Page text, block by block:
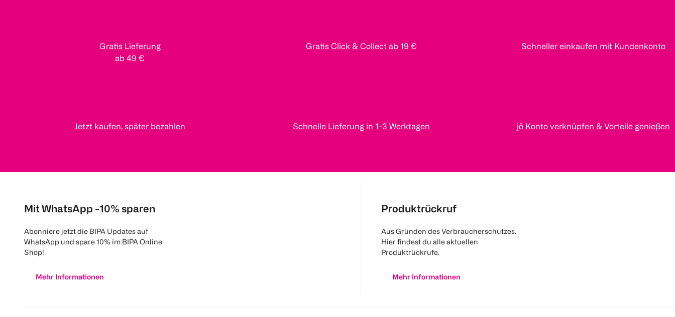
Gratis Lieferung
ab 49 €
Gratis Click & Collect ab 19 € Schneller einkaufen mit Kundenkonto
Jetzt kaufen, später bezahlen Schnelle Lieferung in 1-3 Werktagen jö Konto verknüpfen & Vorteile genießen
Mit WhatsApp -10% sparen
Abonniere jetzt die BIPA Updates auf
WhatsApp und spare 10% im BIPA Online
Shop!
Mehr Informationen
Produktrückruf
Aus Gründen des Verbraucherschutzes.
Hier findest du alle aktuellen
Produktrückrufe.
Mehr Informationen